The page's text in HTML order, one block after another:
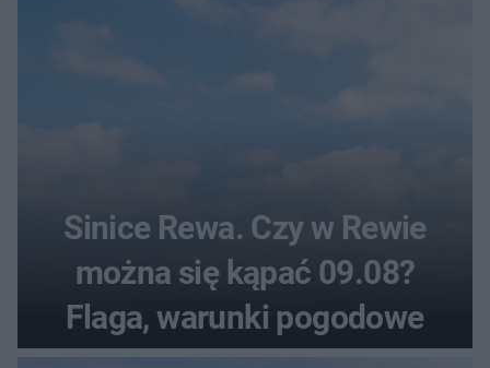
Sinice Rewa. Czy w Rewie
można się kąpać 09.08?
Flaga, warunki pogodowe